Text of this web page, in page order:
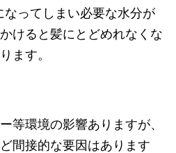
ってしまい必要な水分が
けると髪にとどめれなくな
ます。
等環境の影響ありますが、
間接的な要因はあります